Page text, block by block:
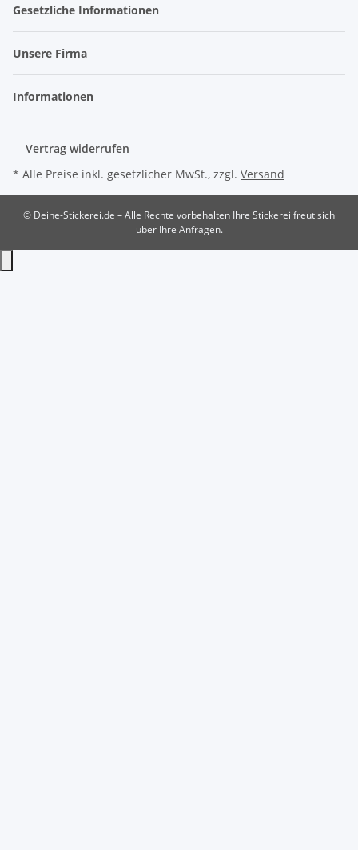
Gesetzliche Informationen
Unsere Firma
Informationen
Vertrag widerrufen
* Alle Preise inkl. gesetzlicher MwSt., zzgl. Versand
© Deine-Stickerei.de – Alle Rechte vorbehalten Ihre Stickerei freut sich
über Ihre Anfragen.